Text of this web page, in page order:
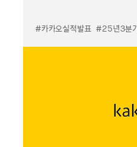
#카카오실적발표 #25년3분